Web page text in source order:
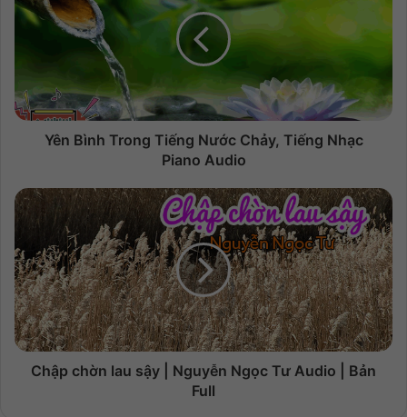
Yên Bình Trong Tiếng Nước Chảy, Tiếng Nhạc
Piano Audio
Chập chờn lau sậy | Nguyễn Ngọc Tư Audio | Bản
Full